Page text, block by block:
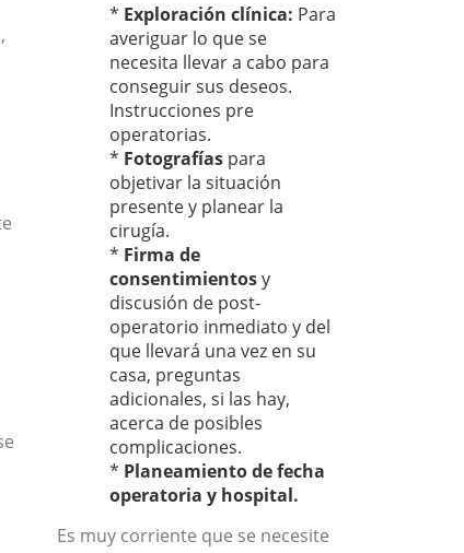
* Exploración clínica: Para
averiguar lo que se
necesita llevar a cabo para
conseguir sus deseos.
Instrucciones pre
operatorias.
* Fotografías para
objetivar la situación
presente y planear la
cirugía.
* Firma de
consentimientosy
discusión de post-
operatorio inmediato y del
que llevará una vez en su
casa, preguntas
adicionales, si las hay,
acerca de posibles
complicaciones.
* Planeamiento de fecha
operatoria y hospital.
Es muy corriente que se necesite